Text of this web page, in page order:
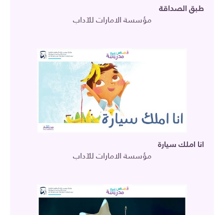
طبق الصداقة
مؤسسة الامارات للآداب
انا املك سيارة
مؤسسة الامارات للآداب